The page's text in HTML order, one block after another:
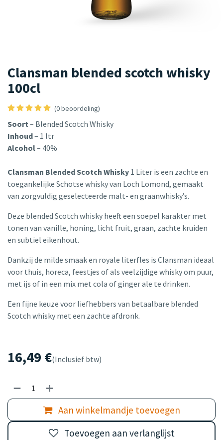
Clansman blended scotch whisky
100cl
(0 beoordeling)
Soort– Blended Scotch Whisky
Inhoud– 1 ltr
Alcohol– 40%
Clansman Blended Scotch Whisky 1 Liter is een zachte en
toegankelijke Schotse whisky van Loch Lomond, gemaakt
van zorgvuldig geselecteerde malt- en graanwhisky’s.
Deze blended Scotch whisky heeft een soepel karakter met
tonen van vanille, honing, licht fruit, graan, zachte kruiden
en subtiel eikenhout.
Dankzij de milde smaak en royale literfles is Clansman ideaal
voor thuis, horeca, feestjes of als veelzijdige whisky om puur,
met ijs of in een mix met cola of ginger ale te drinken.
Een fijne keuze voor liefhebbers van betaalbare blended
Scotch whisky met een zachte afdronk.
16,49 €(Inclusief btw)
Aan winkelmandje toevoegen
Toevoegen aan verlanglijst